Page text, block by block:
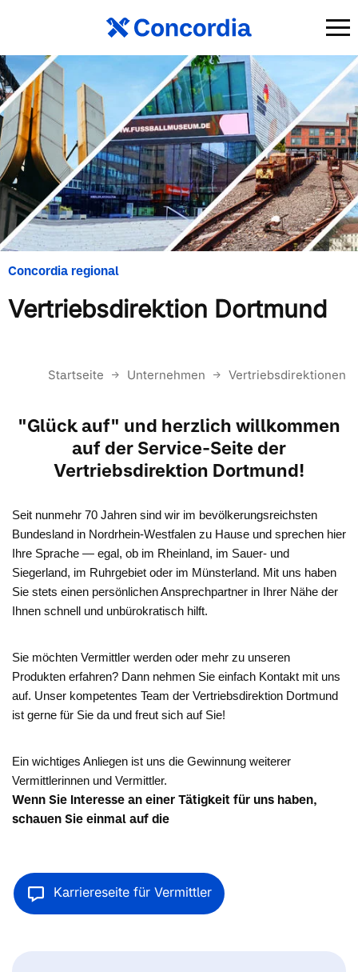
Concordia regional
Vertriebsdirektion Dortmund
Startseite Unternehmen Vertriebsdirektionen
"Glück auf" und herzlich willkommen
auf der Service-Seite der
Vertriebsdirektion Dortmund!
Seit nunmehr 70 Jahren sind wir im bevölkerungsreichsten
Bundesland in Nordrhein-Westfalen zu Hause und sprechen hier
Ihre Sprache — egal, ob im Rheinland, im Sauer- und
Siegerland, im Ruhrgebiet oder im Münsterland. Mit uns haben
Sie stets einen persönlichen Ansprechpartner in Ihrer Nähe der
Ihnen schnell und unbürokratisch hilft.
Sie möchten Vermittler werden oder mehr zu unseren
Produkten erfahren? Dann nehmen Sie einfach Kontakt mit uns
auf. Unser kompetentes Team der Vertriebsdirektion Dortmund
ist gerne für Sie da und freut sich auf Sie!
Ein wichtiges Anliegen ist uns die Gewinnung weiterer
Vermittlerinnen und Vermittler.
Wenn Sie Interesse an einer Tätigkeit für uns haben,
schauen Sie einmal auf die
Karriereseite für Vermittler